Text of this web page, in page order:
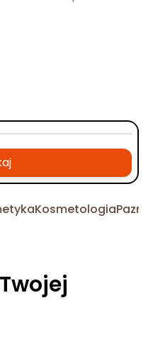
Kosmetologia